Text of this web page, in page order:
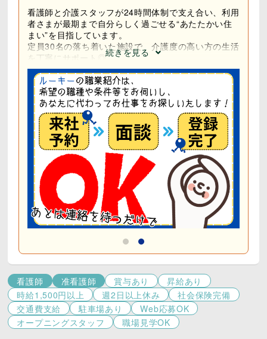
続きを見る
看護師と介護スタッフが24時間体制で支え合い、利用
者さまが最期まで自分らしく過ごせる“あたたかい住
まい”を目指しています。
定員30名の落ち着いた施設で、介護度の高い方の生活
を丁寧にサポート◎
残業はほぼなく、家庭や自分の時間も大切にできる働
き方が可能♪
社会保険や賞与などの制度も整っており、安心して長
く続けられる環境です。
看護師 准看護師 賞与あり
昇給あり
時給1,500円以上
週2日以上休み
社会保険完備
交通費支給
駐車場あり
Web応募OK
オープニングスタッフ
職場見学OK